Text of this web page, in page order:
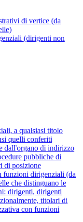
di vertice (da
(dirigenti non
a qualsiasi titolo
quelli conferiti
dall'organo di indirizzo
pubbliche di
di posizione
funzioni dirigenziali (da
che distinguano le
dirigenti, dirigenti
titolari di
con funzioni